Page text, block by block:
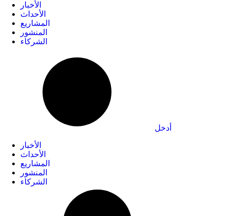
الأخبار
الأحداث
المشاريع
المنشور
الشركاء
أدخل
الأخبار
الأحداث
المشاريع
المنشور
الشركاء